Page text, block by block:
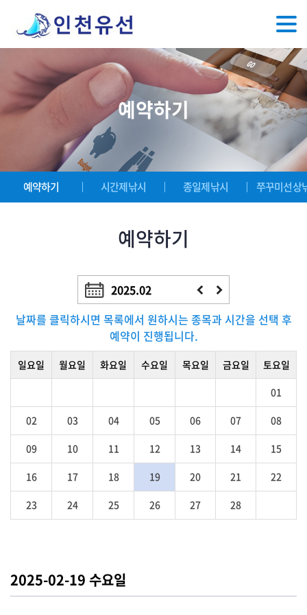
예약하기
예약하기 시간제낚시 종일제낚시 쭈꾸미선상
예약하기
2025.02
날짜를 클릭하시면 목록에서 원하시는 종목과 시간을 선택 후
예약이 진행됩니다.
일요일 월요일 화요일 수요일 목요일 금요일
토요일
01
02 03 04 05 06 07 08
09 10 11 12 13 14 15
16 17 18 19 20 21 22
23 24 25 26 27 28
2025-02-19 수요일